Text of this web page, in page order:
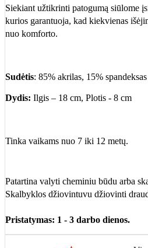
Siekiant užtikrinti patogumą siūlome
kurios garantuoja, kad kiekvienas
nuo komforto.
Sudėtis: 85% akrilas, 15% spandeksas
Dydis: Ilgis – 18 cm, Plotis - 8 cm
Tinka vaikams nuo 7 iki 12 metų.
Patartina valyti cheminiu būdu arba
Skalbyklos džiovintuvu džiovinti
Pristatymas: 1 - 3 darbo dienos.